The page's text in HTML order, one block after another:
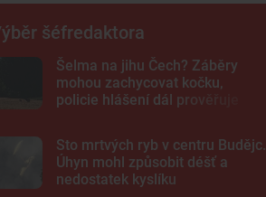
šéfredaktora
Šelma na jihu Čech? Záběry
mohou zachycovat kočku,
policie hlášení dál prověřuje
Sto mrtvých ryb v centru Budějc.
Úhyn mohl způsobit déšť a
nedostatek kyslíku